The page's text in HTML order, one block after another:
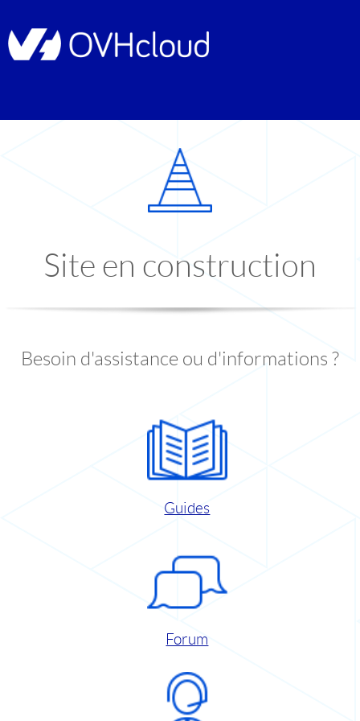
Site en construction
Besoin d'assistance ou d'informations ?
Guides
Forum